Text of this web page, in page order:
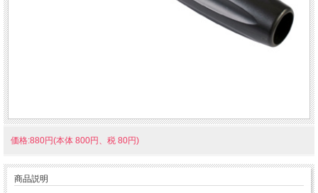
価格:880円(本体 800円、税 80円)
商品説明